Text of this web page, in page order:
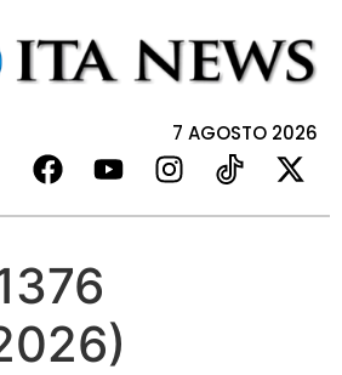
7 AGOSTO 2026